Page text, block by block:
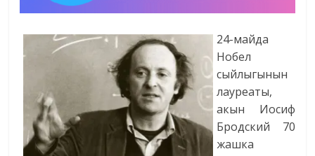
24-майда
Нобел
сыйлыгынын
лауреаты,
акын Иосиф
Бродский 70
жашка